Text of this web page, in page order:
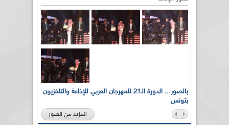
بالصور... الدورة الـ21 للمهرجان العربي للإذاعة والتلفزيون
بتونس
المزيد من الصور